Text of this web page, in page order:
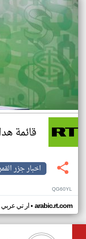
قائمة
اخبار جزر
QG60YL
ار تي عربي• arabic.rt.com